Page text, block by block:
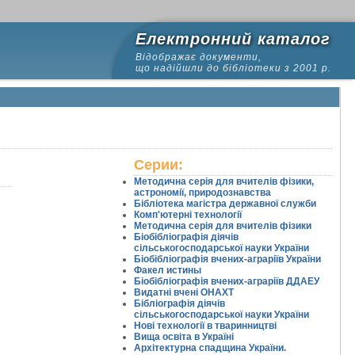
Електронний каталог
Відображає документи,
що надійшли до бібліотеки з 2001 р.
27 28 29 30 31 32 34
Серии:
Методична серія для вчителів фізики,
астрономії, природознавства
Бібліотека магістра державної служби
Комп'ютерні технології
Методична серія для вчителів фізики
Біобібліографія діячів
сільськогосподарської науки України
Біобібліографія вчених-аграріїв України
Факел истины
Біобібліографія вчених-аграріїв ДДАЕУ
Видатні вчені ОНАХТ
Бібліографія діячів
сільськогосподарської науки України
Нові технології в тваринництві
Вища освіта в Україні
Архітектурна спадщина України.